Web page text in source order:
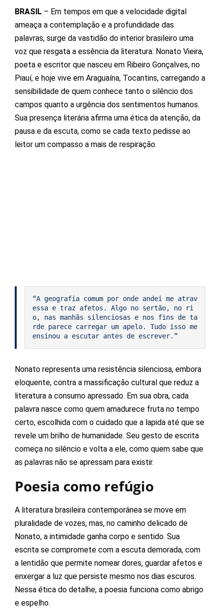
BRASIL – Em tempos em que a velocidade digital
ameaça a contemplação e a profundidade das
palavras, surge da vastidão do interior brasileiro uma
voz que resgata a essência da literatura: Nonato Vieira,
poeta e escritor que nasceu em Ribeiro Gonçalves, no
Piauí, e hoje vive em Araguaína, Tocantins, carregando a
sensibilidade de quem conhece tanto o silêncio dos
campos quanto a urgência dos sentimentos humanos.
Sua presença literária afirma uma ética da atenção, da
pausa e da escuta, como se cada texto pedisse ao
leitor um compasso a mais de respiração.
“A geografia comum por onde andei me atrav
essa e traz afetos. Algo no sertão, no ri
o, nas manhãs silenciosas e nos fins de ta
rde parece carregar um apelo. Tudo isso me
ensinou a escutar antes de escrever.”
Nonato representa uma resistência silenciosa, embora
eloquente, contra a massificação cultural que reduz a
literatura a consumo apressado. Em sua obra, cada
palavra nasce como quem amadurece fruta no tempo
certo, escolhida com o cuidado que a lapida até que se
revele um brilho de humanidade. Seu gesto de escrita
começa no silêncio e volta a ele, como quem sabe que
as palavras não se apressam para existir.
Poesia como refúgio
A literatura brasileira contemporânea se move em
pluralidade de vozes, mas, no caminho delicado de
Nonato, a intimidade ganha corpo e sentido. Sua
escrita se compromete com a escuta demorada, com
a lentidão que permite nomear dores, guardar afetos e
enxergar a luz que persiste mesmo nos dias escuros.
Nessa ética do detalhe, a poesia funciona como abrigo
e espelho.